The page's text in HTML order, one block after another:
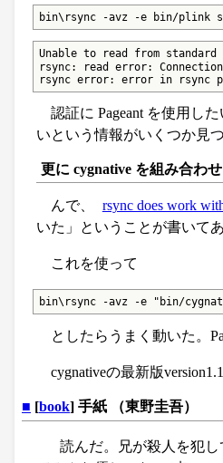
bin\rsync -avz -e bin/plink
Unable to read from standard
rsync: read error:
rsync error: error in rsync
認証に Pageant を使用し
いという情報がいくつか見
更に cygnative を組み合わ
んで、 rsync does work
いた」ということが書いてあ
これを使って
bin\rsync -avz -e "bin/
としたらうまく動いた。
cygnativeの最新版
■ [book] 手紙 （東野圭吾）
読んだ。兄が殺人を犯